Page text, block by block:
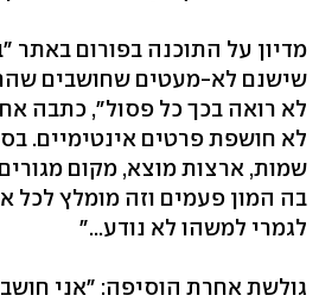
מדיון על התוכנה בפורום באתר
שישנם לא-מעטים שחושבים
לא רואה בכך כל פסול", כתבה
לא חושפת פרטים אינטימיים.
שמות, ארצות מוצא, מקום מגורים
בה המון פעמים וזה מומלץ
לגמרי למשהו לא נודע..."
גולשת אחרת הוסיפה: "אני